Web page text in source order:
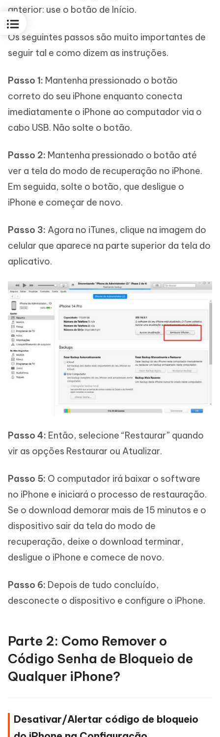
anterior: use o botão de Início.
Os seguintes passos são muito importantes de
seguir tal e como dizem as instruções.
Passo 1: Mantenha pressionado o botão
correto do seu iPhone enquanto conecta
imediatamente o iPhone ao computador via o
cabo USB. Não solte o botão.
Passo 2: Mantenha pressionado o botão até
ver a tela do modo de recuperação no iPhone.
Em seguida, solte o botão, que desligue o
iPhone e começar de novo.
Passo 3: Agora no iTunes, clique na imagem do
celular que aparece na parte superior da tela do
aplicativo.
Passo 4: Então, selecione “Restaurar” quando
vir as opções Restaurar ou Atualizar.
Passo 5: O computador irá baixar o software
no iPhone e iniciará o processo de restauração.
Se o download demorar mais de 15 minutos e o
dispositivo sair da tela do modo de
recuperação, deixe o download terminar,
desligue o iPhone e comece de novo.
Passo 6: Depois de tudo concluído,
desconecte o dispositivo e configure o iPhone.
Parte 2: Como Remover o
Código Senha de Bloqueio de
Qualquer iPhone?
Desativar/Alertar código de bloqueio